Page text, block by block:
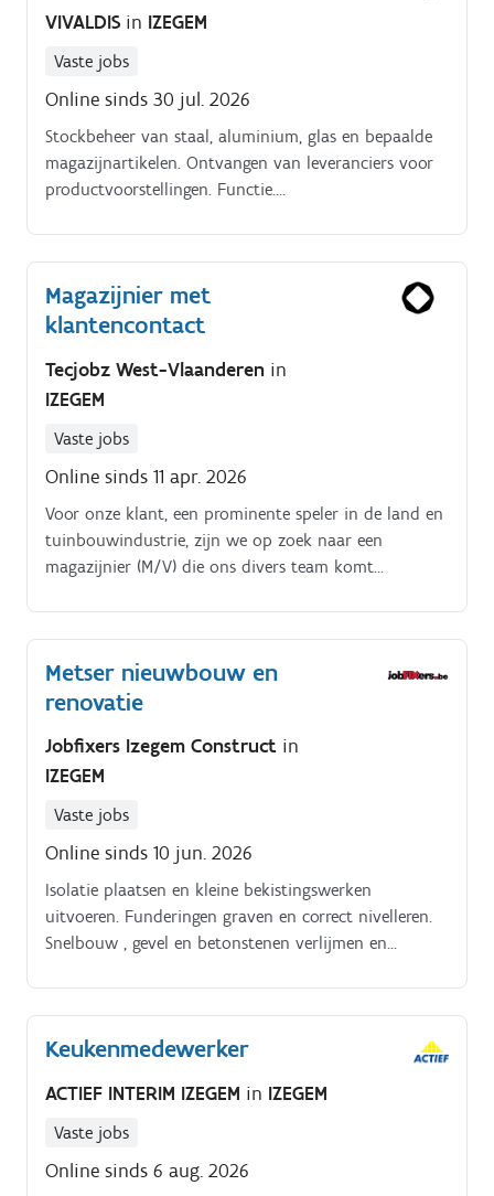
VIVALDIS in IZEGEM
Vaste jobs
Online sinds 30 jul. 2026
Stockbeheer van staal, aluminium, glas en bepaalde
magazijnartikelen. Ontvangen van leveranciers voor
productvoorstellingen. Functie.
bedrijfsprocessen.
Magazijnier met
klantencontact
Tecjobz West-Vlaanderen in
IZEGEM
Vaste jobs
Online sinds 11 apr. 2026
Voor onze klant, een prominente speler in de land en
tuinbouwindustrie, zijn we op zoek naar een
magazijnier (M/V) die ons divers team komt
door een breed assortiment aan gereedschappen,
maar biedt ook professioneel advies aan zijn klanten.
Metser nieuwbouw en
renovatie
Jobfixers Izegem Construct in
IZEGEM
Vaste jobs
Online sinds 10 jun. 2026
Isolatie plaatsen en kleine bekistingswerken
uitvoeren. Funderingen graven en correct nivelleren.
Snelbouw , gevel en betonstenen verlijmen en
Keukenmedewerker
ACTIEF INTERIM IZEGEM in IZEGEM
Vaste jobs
Online sinds 6 aug. 2026